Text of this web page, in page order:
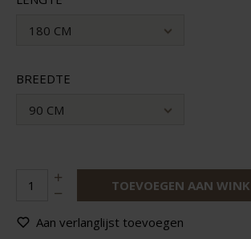
180 CM
BREEDTE
90 CM
TOEVOEGEN AAN
Aan verlanglijst toevoegen